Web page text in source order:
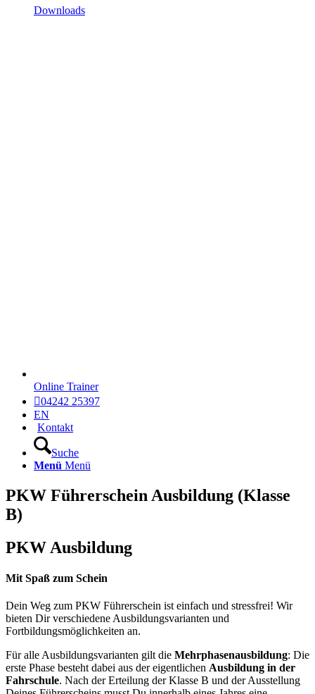
Downloads
Online Trainer
04242 25397
EN
Kontakt
Suche
Menü Menü
PKW Führerschein Ausbildung ­(Klasse
B)
PKW Ausbildung
Mit Spaß zum Schein
Dein Weg zum PKW Führerschein ist einfach und stressfrei! Wir
bieten Dir verschiedene Ausbildungsvarianten und
Fortbildungsmöglichkeiten an.
Für alle Ausbildungsvarianten gilt die Mehrphasenausbildung: Die
erste Phase besteht dabei aus der eigentlichen Ausbildung in der
Fahrschule. Nach der Erteilung der Klasse B und der Ausstellung